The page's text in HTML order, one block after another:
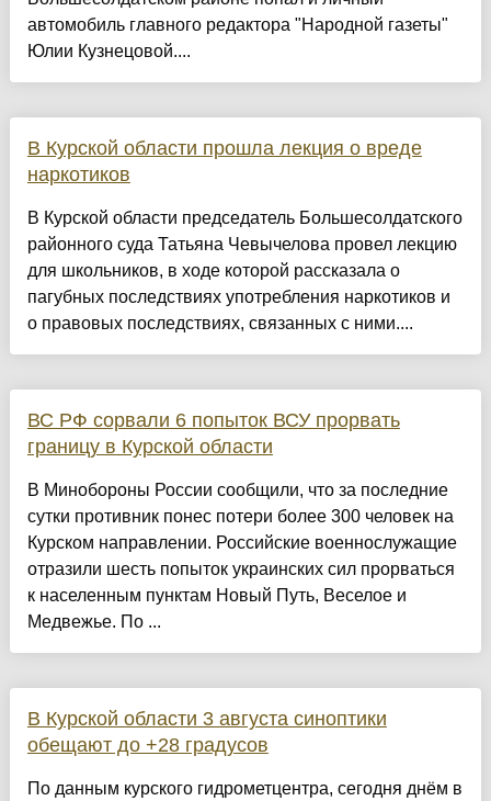
автомобиль главного редактора "Народной газеты"
Юлии Кузнецовой....
В Курской области прошла лекция о вреде
наркотиков
В Курской области председатель Большесолдатского
районного суда Татьяна Чевычелова провел лекцию
для школьников, в ходе которой рассказала о
пагубных последствиях употребления наркотиков и
о правовых последствиях, связанных с ними....
ВС РФ сорвали 6 попыток ВСУ прорвать
границу в Курской области
В Минобороны России сообщили, что за последние
сутки противник понес потери более 300 человек на
Курском направлении. Российские военнослужащие
отразили шесть попыток украинских сил прорваться
к населенным пунктам Новый Путь, Веселое и
Медвежье. По ...
В Курской области 3 августа синоптики
обещают до +28 градусов
По данным курского гидрометцентра, сегодня днём в